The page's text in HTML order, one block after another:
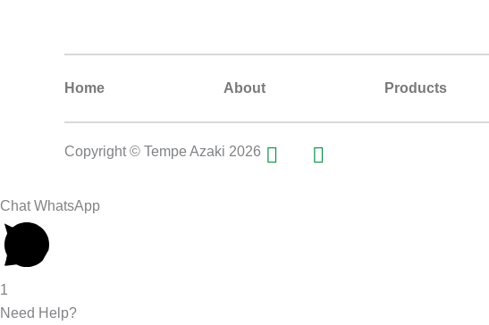
Home About Products
Copyright © Tempe Azaki 2026
F
I
Chat WhatsApp
1
Need Help?